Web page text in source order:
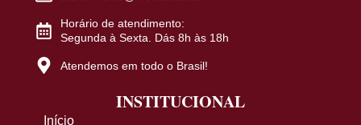
Horário de atendimento:
Segunda à Sexta. Dás 8h às 18h
Atendemos em todo o Brasil!
INSTITUCIONAL
Início